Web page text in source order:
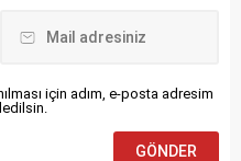
için adım, e-posta adresim